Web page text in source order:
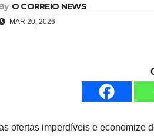
O CORREIO NEWS
MAR 20, 2026
ofertas imperdíveis e economize